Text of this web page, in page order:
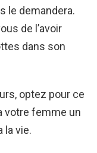
le demandera.
de l’avoir
dans son
optez pour ce
votre femme un
la vie.